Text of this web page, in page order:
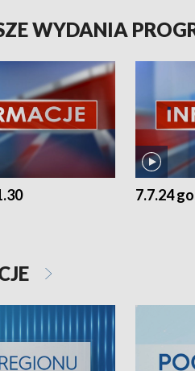
WYDANIA
7.7.24